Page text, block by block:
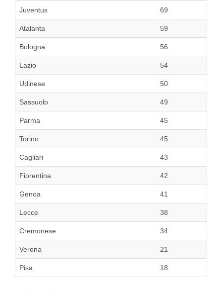
Juventus 69
Atalanta 59
Bologna 56
Lazio 54
Udinese 50
Sassuolo 49
Parma 45
Torino 45
Cagliari 43
Fiorentina 42
Genoa 41
Lecce 38
Cremonese 34
Verona 21
Pisa 18